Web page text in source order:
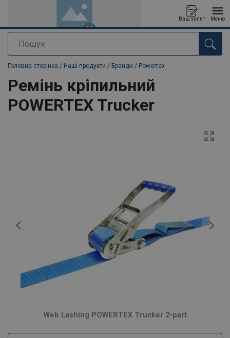
Пошук
Ваш запит Меню
added to your quote
Головна сторінка / Наші продукти / Бренди / Powertex
Ремінь кріпильний
POWERTEX Trucker
Web Lashing POWERTEX Trucker 2-part